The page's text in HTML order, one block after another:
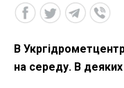
В
на середу. В